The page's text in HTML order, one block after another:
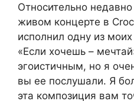
Относительно
живом концерте в
исполнил одну из
«Если хочешь –
эгоистичным, но я
вы ее послушали. Я
эта композиция вам